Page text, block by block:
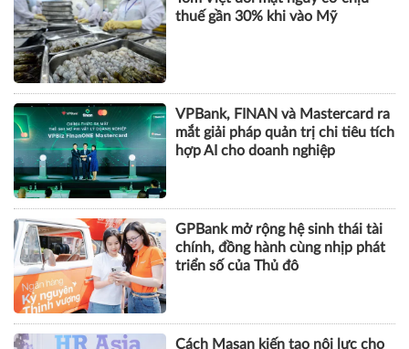
mắt giải pháp quản trị chi tiêu tích
hợp AI cho doanh nghiệp
GPBank mở rộng hệ sinh thái tài
chính, đồng hành cùng nhịp phát
triển số của Thủ đô
Cách Masan kiến tạo nội lực cho
chặng đường tăng trưởng tiếp
theo